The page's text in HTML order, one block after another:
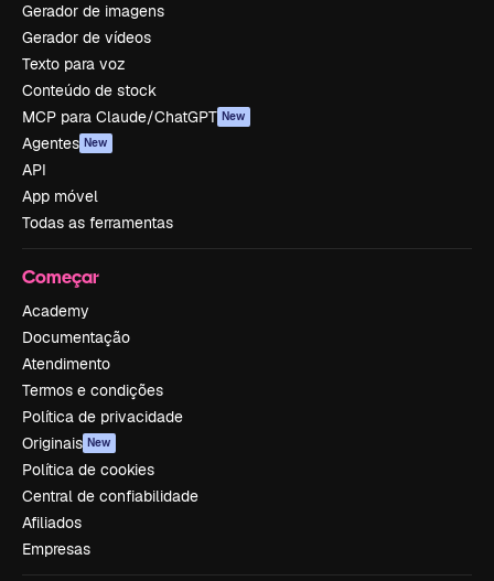
Gerador de imagens
Gerador de vídeos
Texto para voz
Conteúdo de stock
MCP para Claude/ChatGPT New
Agentes New
API
App móvel
Todas as ferramentas
Começar
Academy
Documentação
Atendimento
Termos e condições
Política de privacidade
Originais New
Política de cookies
Central de confiabilidade
Afiliados
Empresas